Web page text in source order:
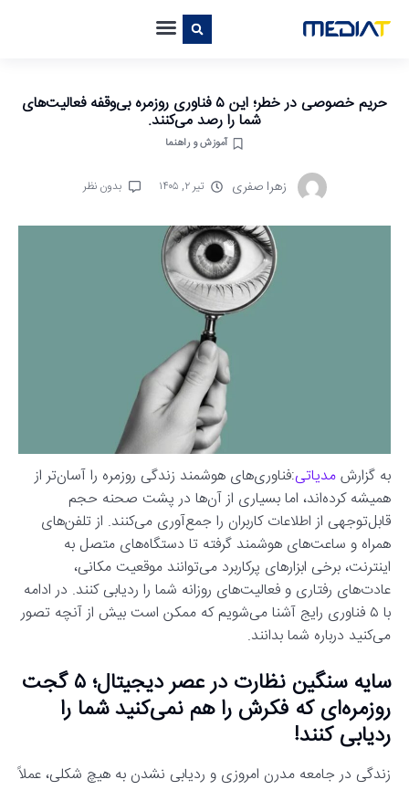
حریم خصوصی در خطر؛ این ۵ فناوری روزمره بی‌وقفه فعالیت‌های
شما را رصد می‌کنند.
آموزش و راهنما
زهرا صفری تیر ۲, ۱۴۰۵ بدون نظر
به گزارشمدیاتی:فناوری‌های هوشمند زندگی روزمره را آسان‌تر از
همیشه کرده‌اند، اما بسیاری از آن‌ها در پشت صحنه حجم
قابل‌توجهی از اطلاعات کاربران را جمع‌آوری می‌کنند. از تلفن‌های
همراه و ساعت‌های هوشمند گرفته تا دستگاه‌های متصل به
اینترنت، برخی ابزارهای پرکاربرد می‌توانند موقعیت مکانی،
عادت‌های رفتاری و فعالیت‌های روزانه شما را ردیابی کنند. در ادامه
با ۵ فناوری رایج آشنا می‌شویم که ممکن است بیش از آنچه تصور
می‌کنید درباره شما بدانند.
سایه سنگین نظارت در عصر دیجیتال؛ ۵ گجت
روزمره‌ای که فکرش را هم نمی‌کنید شما را
ردیابی کنند!
زندگی در جامعه مدرن امروزی و ردیابی نشدن به هیچ شکلی، عملاً